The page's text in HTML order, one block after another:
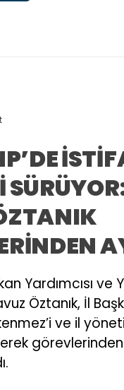
Yardımcısı ve
Öztanık, İl
ve il